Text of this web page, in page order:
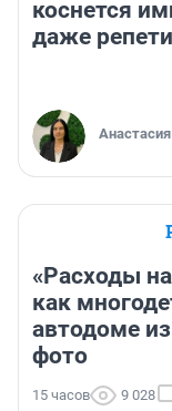
коснется
даже
«Расходы
как
автодоме
фото
15 часов 9 028